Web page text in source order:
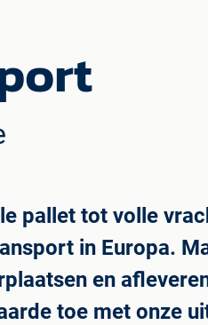
pallet tot volle
in Europa.
en
toe met onze